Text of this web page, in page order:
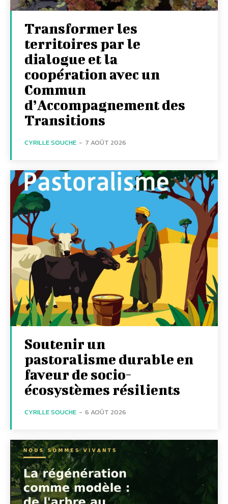
Transformer les
territoires par le
dialogue et la
coopération avec un
Commun
d’Accompagnement des
Transitions
CYRILLE SOUCHE - 7 AOÛT 2026
Soutenir un
pastoralisme durable en
faveur de socio-
écosystèmes résilients
CYRILLE SOUCHE - 6 AOÛT 2026